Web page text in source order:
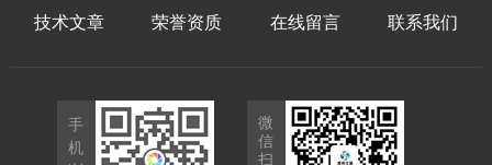
技术文章 荣誉资质 在线留言 联系我们
手
机
微
信
扫